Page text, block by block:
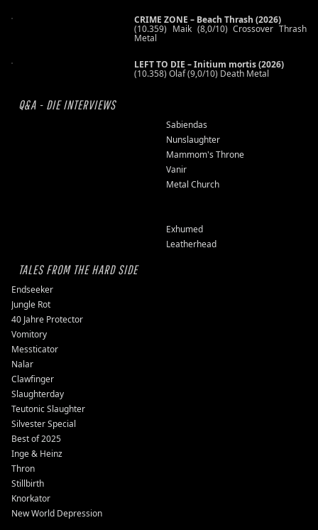
CRIME ZONE – Beach Thrash (2026)
(10.359) Maik (8,0/10) Crossover Thrash
Metal
LEFT TO DIE – Initium mortis (2026)
(10.358) Olaf (9,0/10) Death Metal
Q&A - DIE INTERVIEWS
Sabiendas
Nunslaughter
Mammom's Throne
Vanir
Metal Church
Exhumed
Leatherhead
TALES FROM THE HARD SIDE
Endseeker
Jungle Rot
40 Jahre Protector
Vomitory
Messticator
Nalar
Clawfinger
Slaughterday
Teutonic Slaughter
Silvester Special
Best of 2025
Inge & Heinz
Thron
Stillbirth
Knorkator
New World Depression